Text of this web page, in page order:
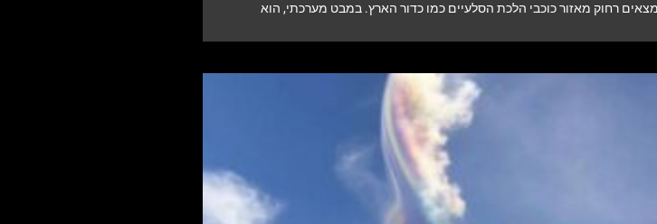
רחוק מאזור כוכבי הלכת הסלעיים כמו כדור הארץ. במבט מערכתי, הוא